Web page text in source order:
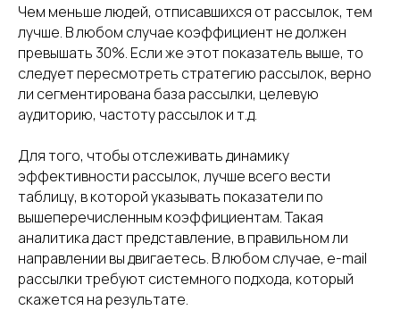
Чем меньше людей, отписавшихся от рассылок, тем
лучше. В любом случае коэффициент не должен
превышать 30%. Если же этот показатель выше, то
следует пересмотреть стратегию рассылок, верно
ли сегментирована база рассылки, целевую
аудиторию, частоту рассылок и т.д.
Для того, чтобы отслеживать динамику
эффективности рассылок, лучше всего вести
таблицу, в которой указывать показатели по
вышеперечисленным коэффициентам. Такая
аналитика даст представление, в правильном ли
направлении вы двигаетесь. В любом случае, e-mail
рассылки требуют системного подхода, который
скажется на результате.